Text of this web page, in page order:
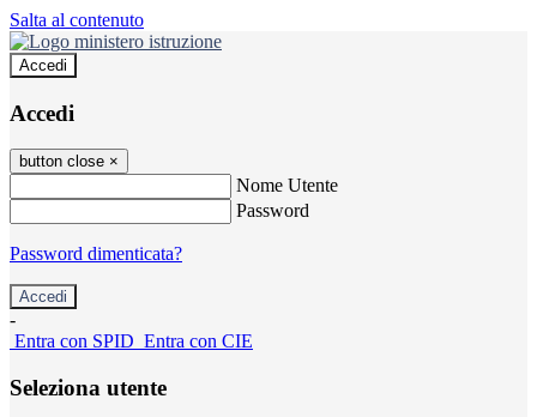
Salta al contenuto
Accedi
Accedi
button close ×
Nome Utente
Password
Password dimenticata?
-
Entra con SPID Entra con CIE
Seleziona utente